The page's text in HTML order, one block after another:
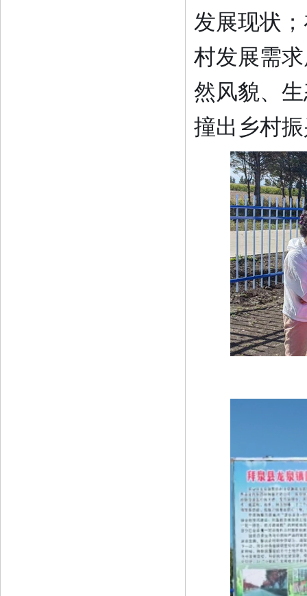
发展现状
村发展需
然风貌、
撞出乡村